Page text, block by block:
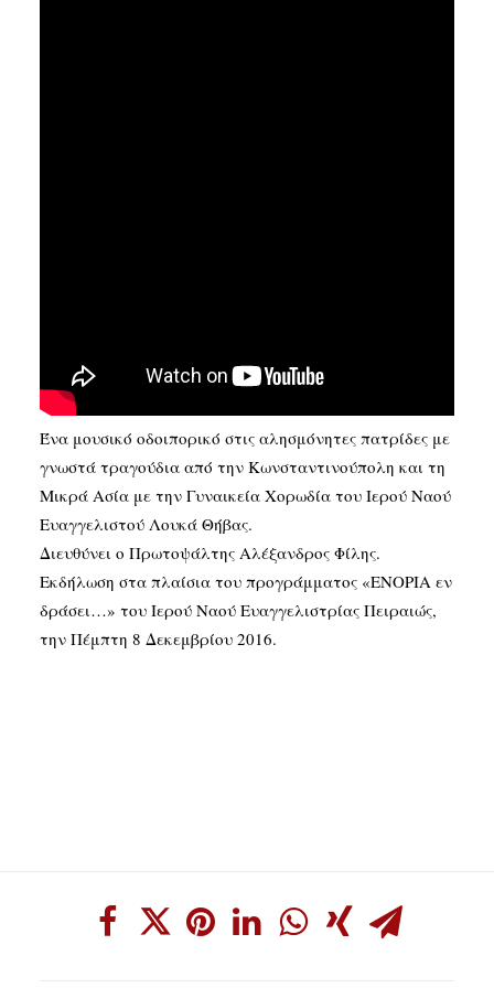
Ένα μουσικό οδοιπορικό στις αλησμόνητες πατρίδες με
γνωστά τραγούδια από την Κωνσταντινούπολη και τη
Μικρά Ασία με την Γυναικεία Χορωδία του Ιερού Ναού
Ευαγγελιστού Λουκά Θήβας.
Διευθύνει ο Πρωτοψάλτης Αλέξανδρος Φίλης.
Εκδήλωση στα πλαίσια του προγράμματος «ΕΝΟΡΙΑ εν
δράσει…» του Ιερού Ναού Ευαγγελιστρίας Πειραιώς,
την Πέμπτη 8 Δεκεμβρίου 2016.